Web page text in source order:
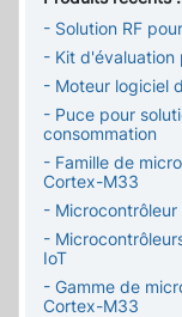
- Solution RF
- Kit d'évaluation
- Moteur logiciel
- Puce pour
consommation
- Famille de
Cortex-M33
-
-
IoT
- Gamme de
Cortex-M33